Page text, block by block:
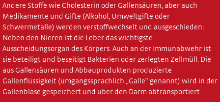
Andere Stoffe wie Cholesterin oder Gallensäuren, aber auch
Medikamente und Gifte (Alkohol, Umweltgifte oder
Schwermetalle) werden verstoffwechselt und ausgeschieden:
Neben den Nieren ist die Leber das wichtigste
Ausscheidungsorgan des Körpers. Auch an der Immunabwehr ist
sie beteiligt und beseitigt Bakterien oder zerlegten Zellmüll. Die
aus Gallensäuren und Abbauprodukten produzierte
Gallenflüssigkeit (umgangssprachlich „Galle“ genannt) wird in der
Gallenblase gespeichert und über den Darm abtransportiert.
Unsere Partner
Unsere Fachpartner
Unsere Sponsoren
Unsere BGM-Partner
Häufige Fragen
Aktuelles